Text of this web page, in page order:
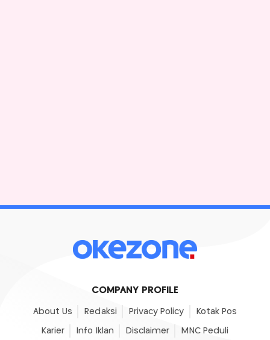
COMPANY PROFILE
About Us Redaksi Privacy Policy Kotak Pos
Karier Info Iklan Disclaimer MNC Peduli